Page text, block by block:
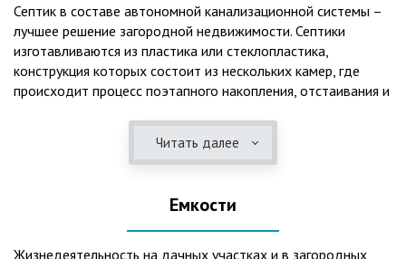
Септик в составе автономной канализационной системы –
лучшее решение загородной недвижимости. Септики
изготавливаются из пластика или стеклопластика,
конструкция которых состоит из нескольких камер, где
происходит процесс поэтапного накопления, отстаивания и
длительный срок службы, так как не подвержены коррозии.
2. Обладают высокой прочностью – способны
состоянии. 3. Могут эксплуатироваться в любом регионе
России при любых низких температурах. 4. Полностью
герметичны, что дает гарантию по полной безопасности
Читать далее
Емкости
Жизнедеятельность на дачных участках и в загородных